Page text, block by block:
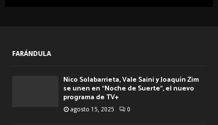
FARÁNDULA
Nico Solabarrieta, Vale Saini y Joaquín Zim
se unen en “Noche de Suerte”, el nuevo
programa de TV+
agosto 15, 2025 0